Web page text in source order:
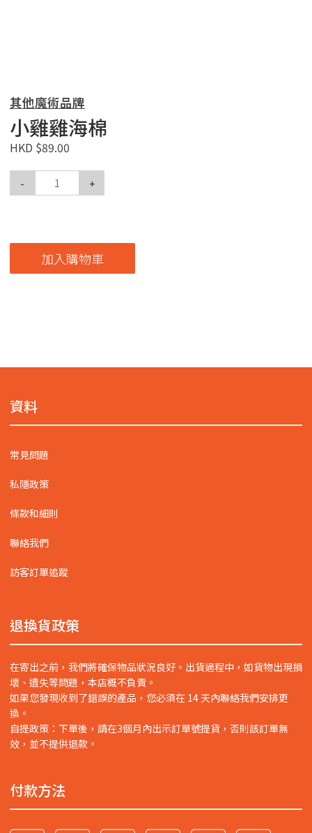
其他魔術品牌
小雞雞海棉
HKD $89.00
- +
加入購物車
資料
常見問題
私隱政策
條款和細則
聯絡我們
訪客訂單追蹤
退換貨政策
在寄出之前，我們將確保物品狀況良好。出貨過程中，如貨物出現損
壞、遺失等問題，本店概不負責。
如果您發現收到了錯誤的產品，您必須在 14 天內聯絡我們安排更
換。
自提政策：下單後，請在3個月內出示訂單號提貨，否則該訂單無
效，並不提供退款。
付款方法